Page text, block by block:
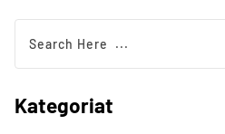
Kategoriat